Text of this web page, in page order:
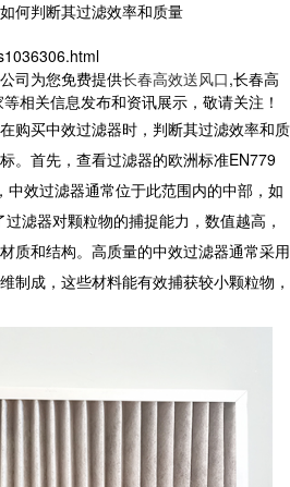
何判断其过滤效率和质量
司为您免费提供长春高效送风口,长春高
相关信息发布和资讯展示，敬请关注！
购买中效过滤器时，判断其过滤效率和质
。首先，查看过滤器的欧洲标准EN779
效过滤器通常位于此范围内的中部，如
滤器对颗粒物的捕捉能力，数值越高，
质和结构。高质量的中效过滤器通常采用
制成，这些材料能有效捕获较小颗粒物，